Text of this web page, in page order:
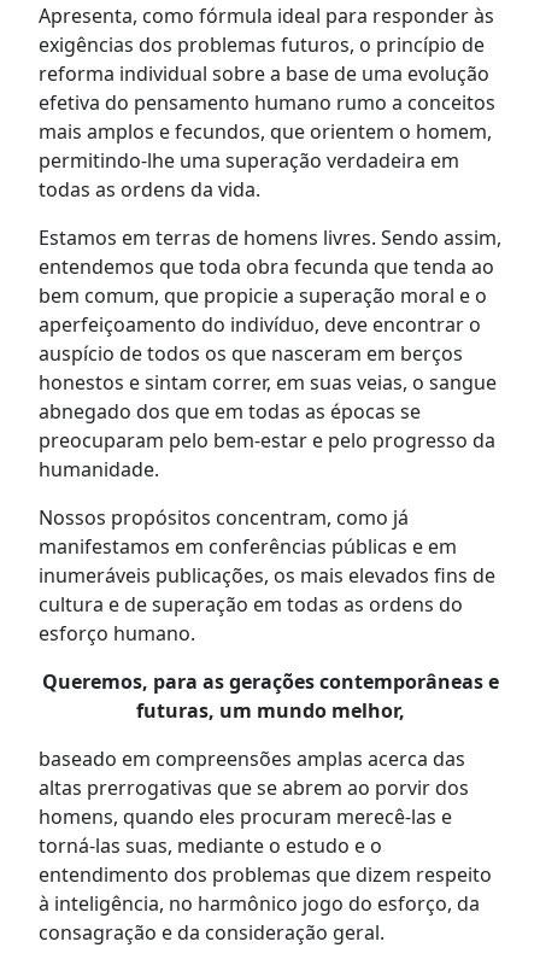
Apresenta, como fórmula ideal para responder às
exigências dos problemas futuros, o princípio de
reforma individual sobre a base de uma evolução
efetiva do pensamento humano rumo a conceitos
mais amplos e fecundos, que orientem o homem,
permitindo-lhe uma superação verdadeira em
todas as ordens da vida.
Estamos em terras de homens livres. Sendo assim,
entendemos que toda obra fecunda que tenda ao
bem comum, que propicie a superação moral e o
aperfeiçoamento do indivíduo, deve encontrar o
auspício de todos os que nasceram em berços
honestos e sintam correr, em suas veias, o sangue
abnegado dos que em todas as épocas se
preocuparam pelo bem-estar e pelo progresso da
humanidade.
Nossos propósitos concentram, como já
manifestamos em conferências públicas e em
inumeráveis publicações, os mais elevados fins de
cultura e de superação em todas as ordens do
esforço humano.
Queremos, para as gerações contemporâneas e
futuras, um mundo melhor,
baseado em compreensões amplas acerca das
altas prerrogativas que se abrem ao porvir dos
homens, quando eles procuram merecê-las e
torná-las suas, mediante o estudo e o
entendimento dos problemas que dizem respeito
à inteligência, no harmônico jogo do esforço, da
consagração e da consideração geral.